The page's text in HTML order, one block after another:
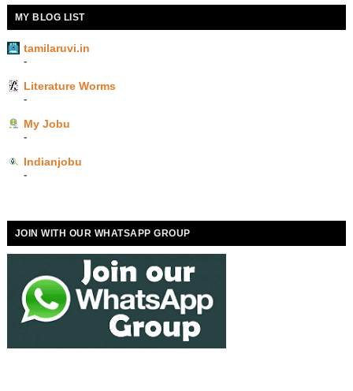
MY BLOG LIST
tamilaruvi.in
-
Literature Worms
-
My Jobu
-
Indianjobu
-
JOIN WITH OUR WHATSAPP GROUP